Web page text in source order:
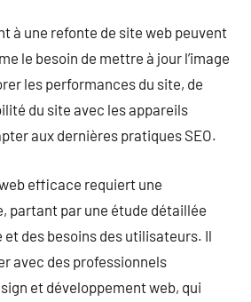
à une refonte de site web peuvent
le besoin de mettre à jour l’image
les performances du site, de
du site avec les appareils
aux dernières pratiques SEO.
efficace requiert une
partant par une étude détaillée
des besoins des utilisateurs. Il
avec des professionnels
et développement web, qui